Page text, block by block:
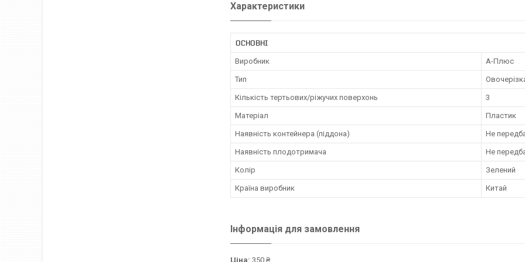
Характеристики
ОСНОВНІ
Виробник А-Плюс
Тип
Кількість тертьових/ріжучих поверхонь 3
Матеріал Пластик
Наявність контейнера (піддона) Не
Наявність плодотримача Не
Колір Зелений
Країна виробник Китай
Інформація для замовлення
Ціна: 350 ₴